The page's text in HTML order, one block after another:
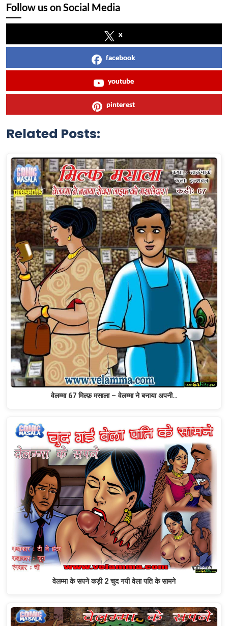
Follow us on Social Media
x
facebook
youtube
pinterest
Related Posts:
वेलम्मा 67 मिल्फ़ मसाला – वेलम्मा ने बनाया अपनी…
वेलम्मा के सपने कड़ी 2 चुद गयी वेला पति के सामने